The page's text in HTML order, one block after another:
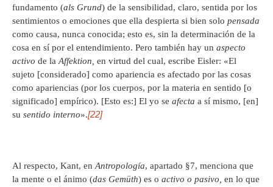
fundamento (als Grund) de la sensibilidad, claro, sentida por los
sentimientos o emociones que ella despierta si bien solo pensada
como causa, nunca conocida; esto es, sin la determinación de la
cosa en sí por el entendimiento. Pero también hay un aspecto
activo de la Affektion, en virtud del cual, escribe Eisler: «El
sujeto [considerado] como apariencia es afectado por las cosas
como apariencias (por los cuerpos, por la materia en sentido [o
significado] empírico). [Esto es:] El yo se afecta a sí mismo, [en]
su sentido interno».[22]
Al respecto, Kant, en Antropología, apartado §7, menciona que
la mente o el ánimo (das Gemüth) es o activo o pasivo, en lo que